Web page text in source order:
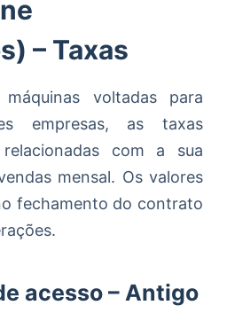
– Taxas
voltadas para
empresas, as taxas
com a sua
mensal. Os valores
fechamento do contrato
acesso – Antigo